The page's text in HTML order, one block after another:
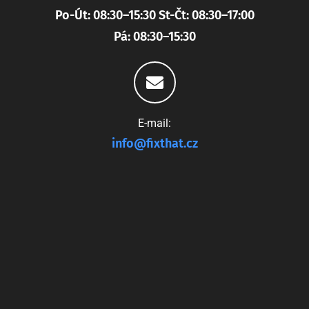
Po-Út: 08:30–15:30 St-Čt: 08:30–17:00
Pá: 08:30–15:30
E-mail:
info@fixthat.cz